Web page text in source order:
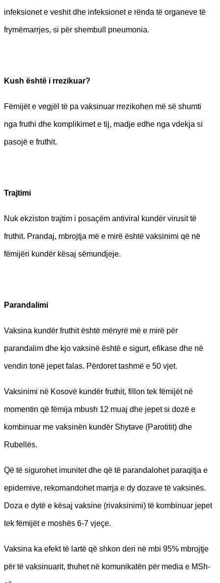
infeksionet e veshit dhe infeksionet e rënda të organeve të
frymëmarrjes, si për shembull pneumonia.
Kush është i rrezikuar?
Fëmijët e vegjël të pa vaksinuar rrezikohen më së shumti
nga fruthi dhe komplikimet e tij, madje edhe nga vdekja si
pasojë e fruthit.
Trajtimi
Nuk ekziston trajtim i posaçëm antiviral kundër virusit të
fruthit. Prandaj, mbrojtja më e mirë është vaksinimi që në
fëmijëri kundër kësaj sëmundjeje.
Parandalimi
Vaksina kundër fruthit është mënyrë më e mirë për
parandalim dhe kjo vaksinë është e sigurt, efikase dhe në
vendin tonë jepet falas. Përdoret tashmë e 50 vjet.
Vaksinimi në Kosovë kundër fruthit, fillon tek fëmijët në
momentin që fëmija mbush 12 muaj dhe jepet si dozë e
kombinuar me vaksinën kundër Shytave (Parotitit) dhe
Rubellës.
Që të sigurohet imunitet dhe që të parandalohet paraqitja e
epidemive, rekomandohet marrja e dy dozave të vaksinës.
Doza e dytë e kësaj vaksine (rivaksinimi) të kombinuar jepet
tek fëmijët e moshës 6-7 vjeçe.
Vaksina ka efekt të lartë që shkon deri në mbi 95% mbrojtje
për të vaksinuarit, thuhet në komunikatën për media e MSh-